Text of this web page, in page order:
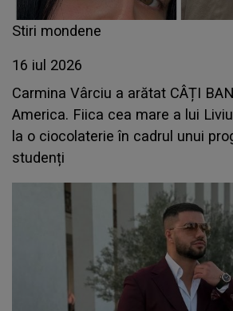
Stiri mondene
16 iul 2026
Carmina Vârciu a arătat CÂȚI
America. Fiica cea mare a lui
la o ciocolaterie în cadrul unui
studenți